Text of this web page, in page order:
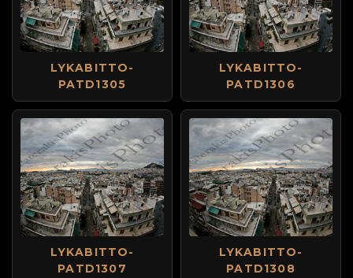
LYKABITTO-
PATD1305
LYKABITTO-
PATD1306
LYKABITTO-
PATD1307
LYKABITTO-
PATD1308